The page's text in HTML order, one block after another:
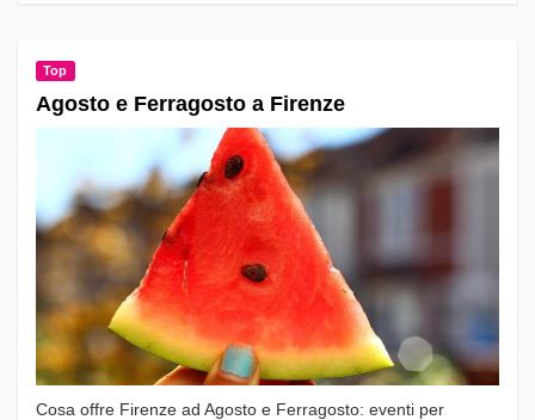
Top
Agosto e Ferragosto a Firenze
Cosa offre Firenze ad Agosto e Ferragosto: eventi per